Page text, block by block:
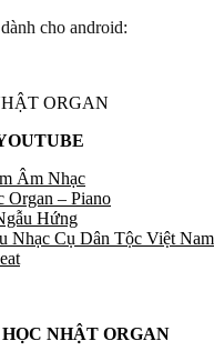
cho android:
ORGAN
Âm Nhạc
Organ – Piano
Hứng
Nhạc Cụ Dân Tộc Việt Nam
NHẬT ORGAN